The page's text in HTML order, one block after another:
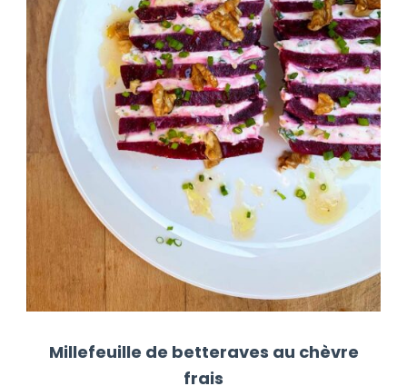
Millefeuille de betteraves au chèvre
frais